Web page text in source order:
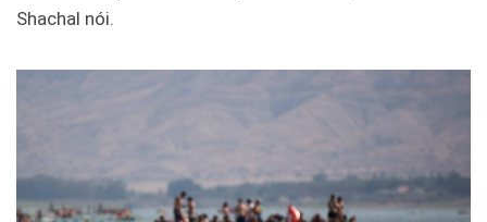
Shachal nói.